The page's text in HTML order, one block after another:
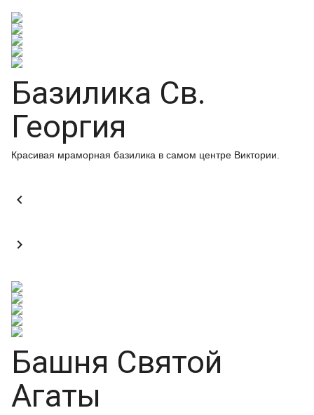
Базилика Св.
Георгия
Красивая мраморная базилика в самом центре Виктории.


Башня Святой
Агаты